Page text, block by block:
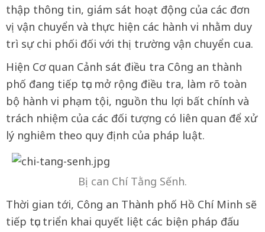
thập thông tin, giám sát hoạt động của các đơn
vị vận chuyển và thực hiện các hành vi nhằm duy
trì sự chi phối đối với thị trường vận chuyển cua.
Hiện Cơ quan Cảnh sát điều tra Công an thành
phố đang tiếp tục mở rộng điều tra, làm rõ toàn
bộ hành vi phạm tội, nguồn thu lợi bất chính và
trách nhiệm của các đối tượng có liên quan để xử
lý nghiêm theo quy định của pháp luật.
Bị can Chí Tằng Sếnh.
Thời gian tới, Công an Thành phố Hồ Chí Minh sẽ
tiếp tục triển khai quyết liệt các biện pháp đấu